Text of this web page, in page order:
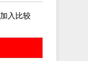
加入比较